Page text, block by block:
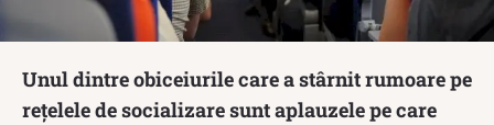
Unul dintre obiceiurile care a stârnit rumoare pe
rețelele de socializare sunt aplauzele pe care